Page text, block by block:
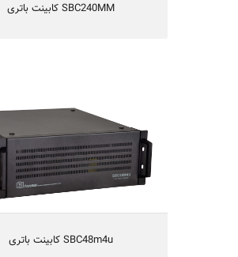
SBC240MM کابینت باتری
SBC48m4u کابینت باتری
کابینت باتری 48 ولت
امکان نصب 4 عدد باتری 12 ولت 28 یا 42
قابل نصب
طراحی شده برای یوپی اس های 48 ولتی
دارای تهویه